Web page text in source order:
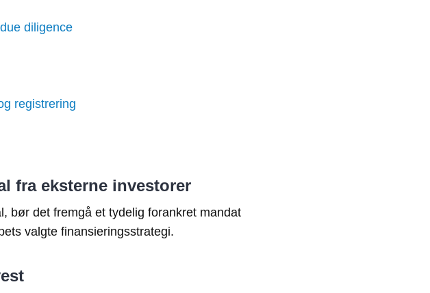
diligence
registrering
fra eksterne investorer
bør det fremgå et tydelig forankret mandat
valgte finansieringsstrategi.